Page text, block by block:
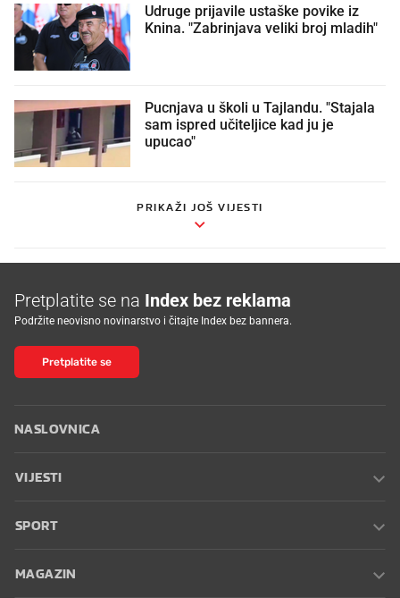
Udruge prijavile ustaške povike iz
Knina. "Zabrinjava veliki broj mladih"
Pucnjava u školi u Tajlandu. "Stajala
sam ispred učiteljice kad ju je
upucao"
PRIKAŽI JOŠ VIJESTI
Pretplatite se na Index bez reklama
Podržite neovisno novinarstvo i čitajte Index bez bannera.
Pretplatite se
NASLOVNICA
VIJESTI
SPORT
MAGAZIN